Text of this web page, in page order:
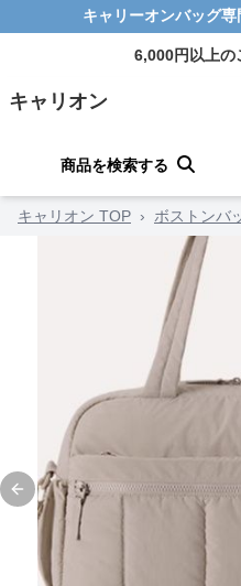
キャリーオンバッグ
6,000円以上の
キャリオン
商品を検索する
キャリオン TOP › ボストンバ
Previous slide